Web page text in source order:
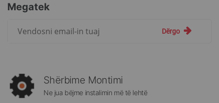
Megatek
rreth
Megatek:
Dërgo
Shërbime Montimi
Ne jua bëjme instalimin më të lehtë